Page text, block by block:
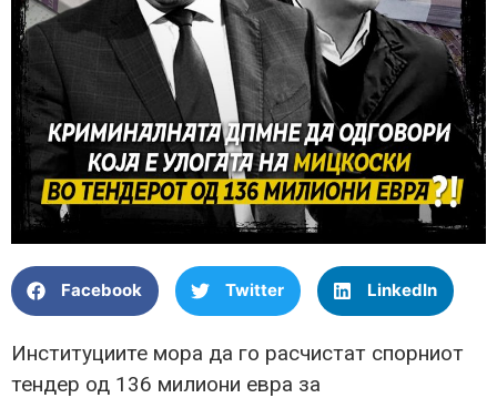
Facebook Twitter LinkedIn
Институциите мора да го расчистат спорниот
тендер од 136 милиони евра за